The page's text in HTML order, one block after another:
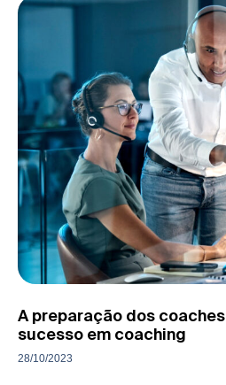
A preparação dos
sucesso em coaching
28/10/2023